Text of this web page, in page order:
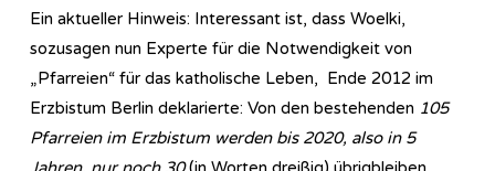
Ein aktueller Hinweis: Interessant ist, dass Woelki,
sozusagen nun Experte für die Notwendigkeit von
„Pfarreien“ für das katholische Leben, Ende 2012 im
Erzbistum Berlin deklarierte: Von den bestehenden 105
Pfarreien im Erzbistum werden bis 2020, also in 5